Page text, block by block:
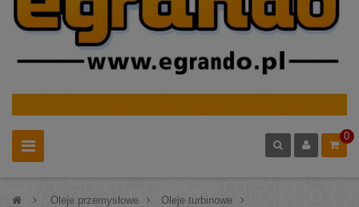
0
> Oleje przemysłowe > Oleje turbinowe
>